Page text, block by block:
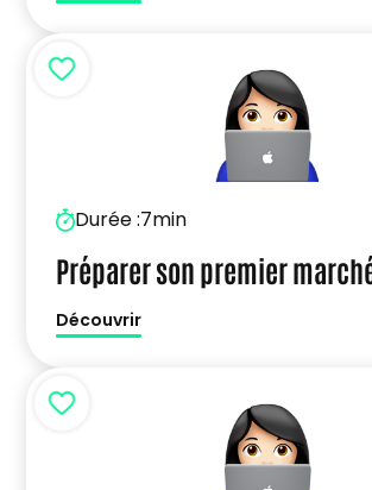
Durée :7min
Préparer son premier
Découvrir